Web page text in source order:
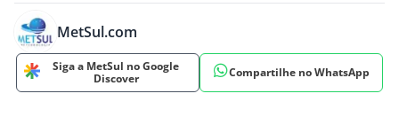
MetSul.com
Siga a MetSul no Google
Discover
Compartilhe no WhatsApp